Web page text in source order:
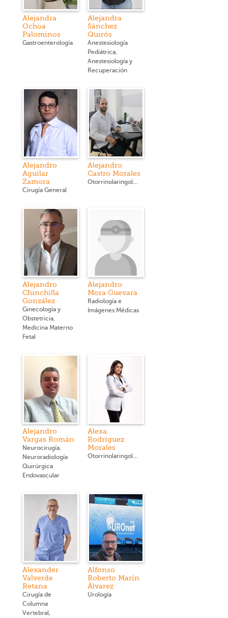
Alejandra
Ochoa
Palominos
Gastroenterología
Alejandra
Sánchez
Quirós
Anestesiología
Pediátrica,
Anestesiología y
Recuperación
Alejandro
Aguilar
Zamora
Cirugía General
Alejandro
Castro Morales
Alejandro
Chinchilla
González
Ginecología y
Obstetricia,
Medicina Materno
Fetal
Alejandro
Mora Guevara
Radiología e
Imágenes Médicas
Alejandro
Vargas Román
Neurocirugía,
Neuroradiología
Quirúrgica
Endovascular
Alexa
Rodríguez
Morales
Otorrinolaringología
Alexander
Valverde
Retana
Cirugía de
Columna
Vertebral,
Alfonso
Roberto Marín
Álvarez
Urología